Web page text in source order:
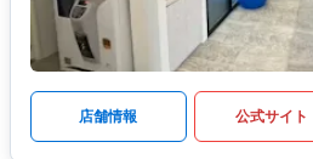
店舗情報 公式サイト